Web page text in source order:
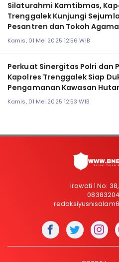
Silaturahmi Kamtibmas,
Trenggalek Kunjungi
Pesantren dan Tokoh Agama
Kamis, 01 Mei 2025 12:56 WIB
Perkuat Sinergitas Polri dan
Kapolres Trenggalek Siap
Pengamanan Kawasan
Kamis, 01 Mei 2025 12:53 WIB
Irawati 1 No: